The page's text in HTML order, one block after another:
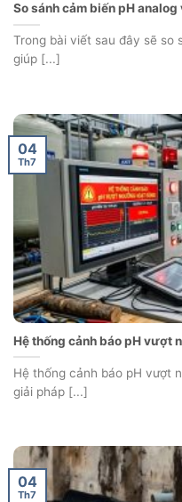
So sánh cảm biến pH
Trong bài viết sau đây sẽ so
giúp [...]
Hệ thống cảnh báo pH vượt
Hệ thống cảnh báo pH vượt
giải pháp [...]
04
Th7
04
Th7